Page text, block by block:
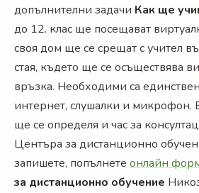
допълнителни задачи Как ще
до 12. клас ще посещават
своя дом ще се срещат с учител
стая, където ще се осъществява
връзка. Необходими са
интернет, слушалки и
ще се определя и час за
Центъра за дистанционно
запишете, попълнете онлайн
за дистанционно обучение